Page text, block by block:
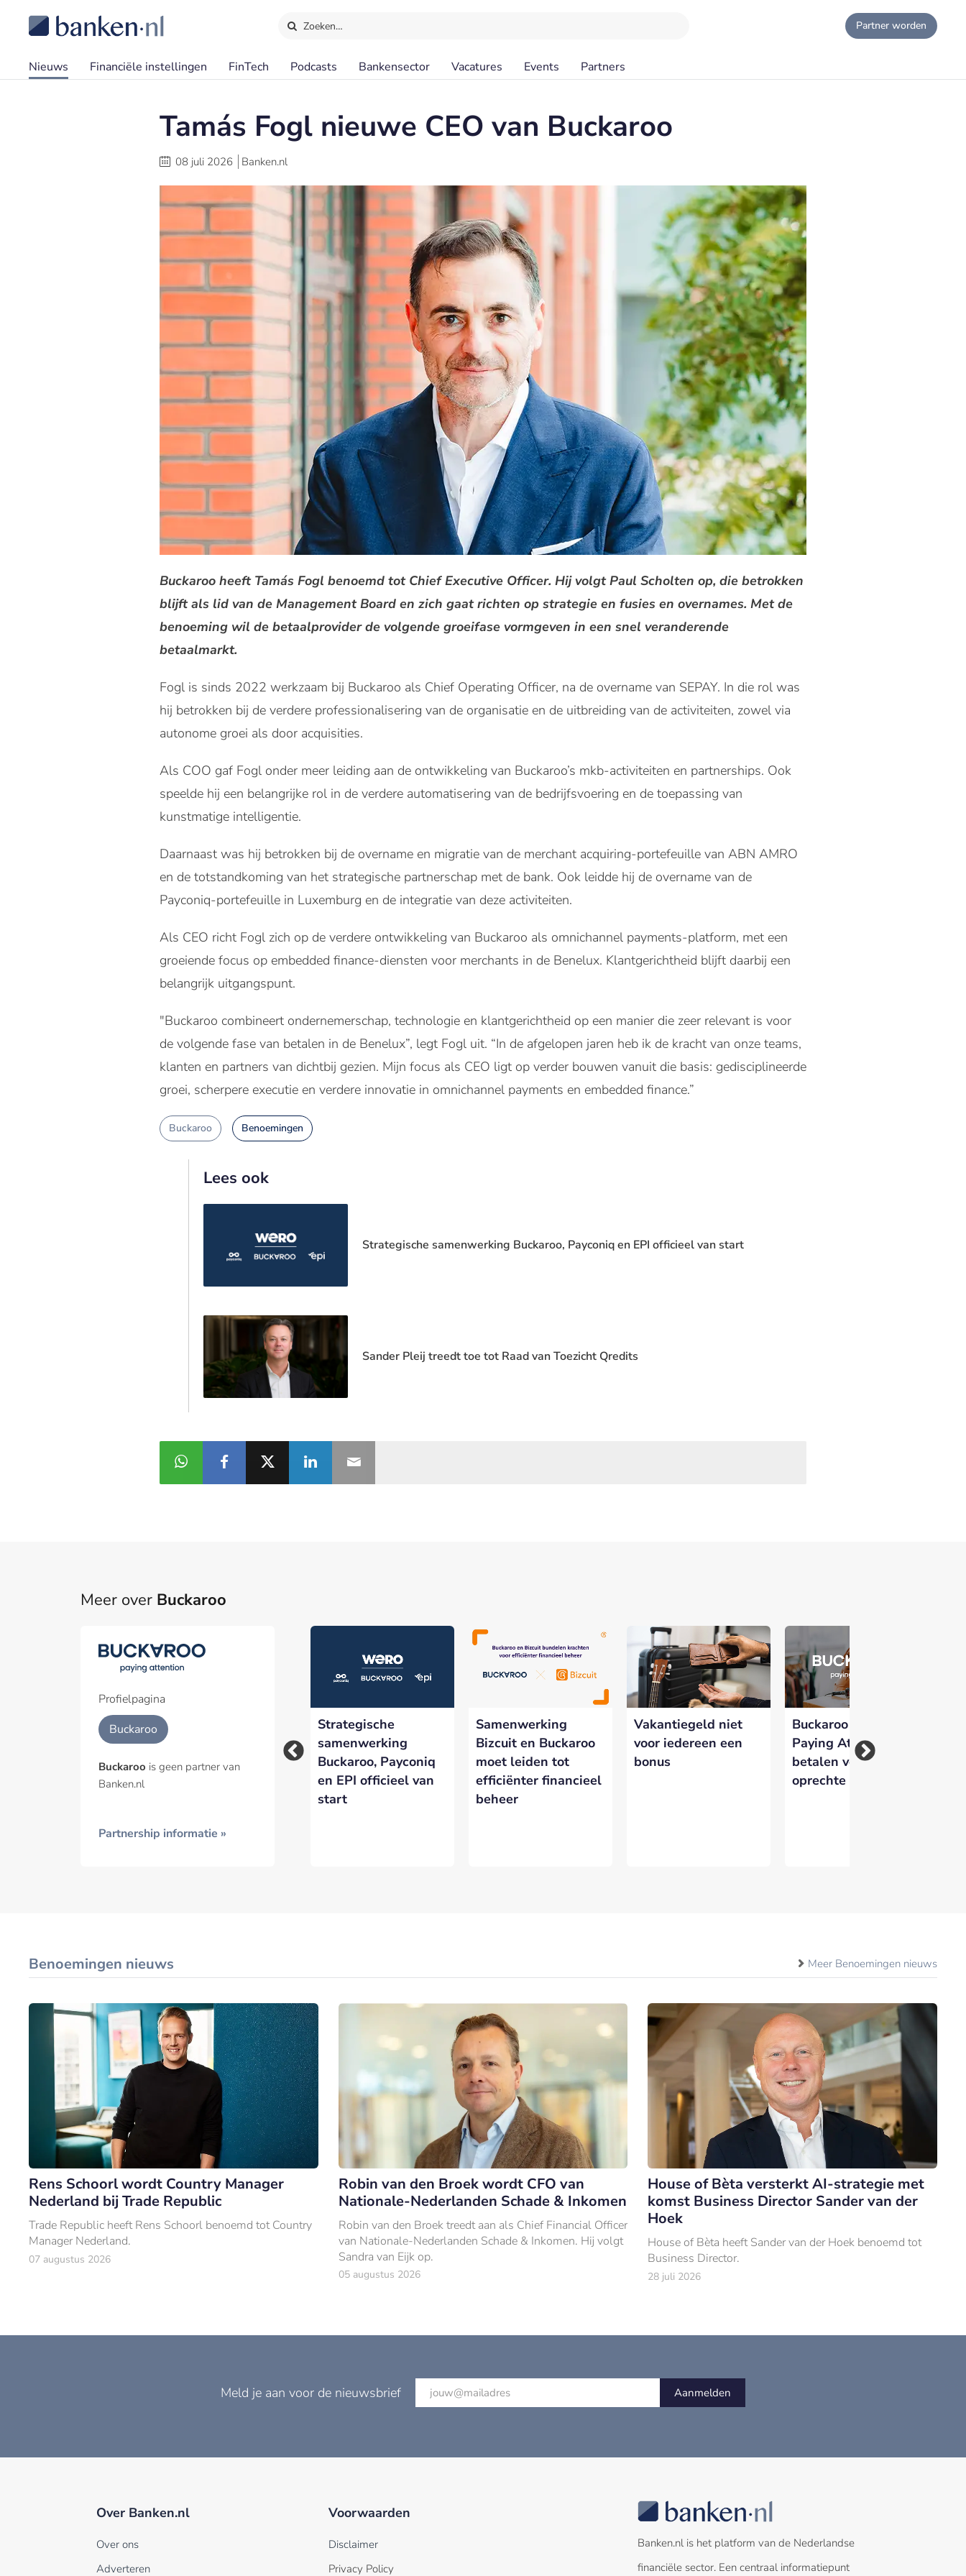
Zoeken… Partner worden
Nieuws Financiële instellingen FinTech Podcasts Bankensector Vacatures Events Partners
Tamás Fogl nieuwe CEO van Buckaroo
08 juli 2026 Banken.nl
Buckaroo heeft Tamás Fogl benoemd tot Chief Executive Officer. Hij volgt Paul Scholten op, die betrokken
blijft als lid van de Management Board en zich gaat richten op strategie en fusies en overnames. Met de
benoeming wil de betaalprovider de volgende groeifase vormgeven in een snel veranderende
betaalmarkt.
Fogl is sinds 2022 werkzaam bij Buckaroo als Chief Operating Officer, na de overname van SEPAY. In die rol was
hij betrokken bij de verdere professionalisering van de organisatie en de uitbreiding van de activiteiten, zowel via
autonome groei als door acquisities.
Als COO gaf Fogl onder meer leiding aan de ontwikkeling van Buckaroo’s mkb-activiteiten en partnerships. Ook
speelde hij een belangrijke rol in de verdere automatisering van de bedrijfsvoering en de toepassing van
kunstmatige intelligentie.
Daarnaast was hij betrokken bij de overname en migratie van de merchant acquiring-portefeuille van ABN AMRO
en de totstandkoming van het strategische partnerschap met de bank. Ook leidde hij de overname van de
Payconiq-portefeuille in Luxemburg en de integratie van deze activiteiten.
Als CEO richt Fogl zich op de verdere ontwikkeling van Buckaroo als omnichannel payments-platform, met een
groeiende focus op embedded finance-diensten voor merchants in de Benelux. Klantgerichtheid blijft daarbij een
belangrijk uitgangspunt.
"Buckaroo combineert ondernemerschap, technologie en klantgerichtheid op een manier die zeer relevant is voor
de volgende fase van betalen in de Benelux”, legt Fogl uit. “In de afgelopen jaren heb ik de kracht van onze teams,
klanten en partners van dichtbij gezien. Mijn focus als CEO ligt op verder bouwen vanuit die basis: gedisciplineerde
groei, scherpere executie en verdere innovatie in omnichannel payments en embedded finance.”
Buckaroo Benoemingen
Lees ook
Strategische samenwerking Buckaroo, Payconiq en EPI officieel van start
Sander Pleij treedt toe tot Raad van Toezicht Qredits
Meer over Buckaroo
Profielpagina
Buckaroo
Buckaroo is geen partner van
Banken.nl
Partnership informatie »
Partnerships bij Banken.nl
Een partnership met Banken.nl biedt diverse mogelijkheden om je merk te versterken en zichtbaar te maken op
Geïnteresseerd in meer informatie?
Laat hieronder je gegevens achter.
Buckaroo lanceert
betaaloplossing Tap
Betaalverwerker
Buckaroo wisselt
voor derde keer van
Strategische
samenwerking
Buckaroo, Payconiq
en EPI officieel van
start
Samenwerking
Bizcuit en Buckaroo
moet leiden tot
efficiënter financieel
beheer
Vakantiegeld niet
voor iedereen een
bonus
Buckaroo lanceert
Paying Attention:
betalen verdient
oprechte aandacht
Benoemingen nieuws Meer Benoemingen nieuws
Rens Schoorl wordt Country Manager
Nederland bij Trade Republic
Trade Republic heeft Rens Schoorl benoemd tot Country
Manager Nederland.
07 augustus 2026
Robin van den Broek wordt CFO van
Nationale-Nederlanden Schade & Inkomen
Robin van den Broek treedt aan als Chief Financial Officer
van Nationale-Nederlanden Schade & Inkomen. Hij volgt
Sandra van Eijk op.
05 augustus 2026
House of Bèta versterkt AI-strategie met
komst Business Director Sander van der
Hoek
House of Bèta heeft Sander van der Hoek benoemd tot
Business Director.
28 juli 2026
Meld je aan voor de nieuwsbrief Aanmelden
Over Banken.nl
Over ons
Adverteren
Voorwaarden
Disclaimer
Privacy Policy
Banken.nl is het platform van de Nederlandse
financiële sector. Een centraal informatiepunt